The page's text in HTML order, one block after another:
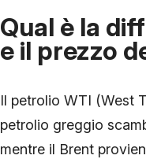
Qual è la
e il prezzo
Il petrolio WTI (West
petrolio greggio
mentre il Brent